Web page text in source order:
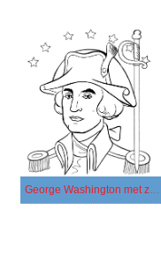
George Washington met zwaard